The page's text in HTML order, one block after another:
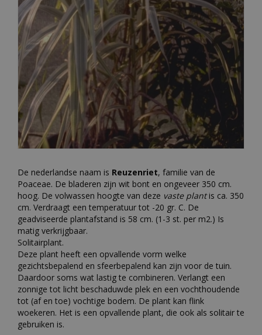
De nederlandse naam is Reuzenriet, familie van de
Poaceae. De bladeren zijn wit bont en ongeveer 350 cm.
hoog. De volwassen hoogte van deze vaste plantis ca. 350
cm. Verdraagt een temperatuur tot -20 gr. C. De
geadviseerde plantafstand is 58 cm. (1-3 st. per m2.) Is
matig verkrijgbaar.
Solitairplant.
Deze plant heeft een opvallende vorm welke
gezichtsbepalend en sfeerbepalend kan zijn voor de tuin.
Daardoor soms wat lastig te combineren. Verlangt een
zonnige tot licht beschaduwde plek en een vochthoudende
tot (af en toe) vochtige bodem. De plant kan flink
woekeren. Het is een opvallende plant, die ook als solitair te
gebruiken is.